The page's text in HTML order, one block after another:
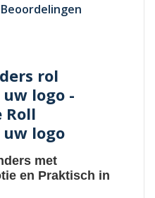
Beoordelingen
rol
logo -
Roll
logo
met
en Praktisch in